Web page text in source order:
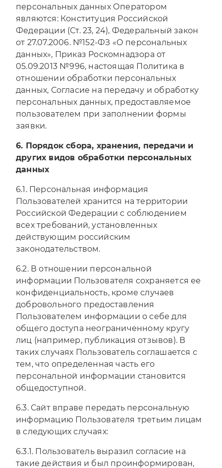
персональных данных Оператором
являются: Конституция Российской
Федерации (Ст. 23, 24), Федеральный закон
от 27.07.2006. №152-ФЗ «О персональных
данных», Приказ Роскомнадзора от
05.09.2013 №996, настоящая Политика в
отношении обработки персональных
данных, Согласие на передачу и обработку
персональных данных, предоставляемое
пользователем при заполнении формы
заявки.
6. Порядок сбора, хранения, передачи и
других видов обработки персональных
данных
6.1. Персональная информация
Пользователей хранится на территории
Российской Федерации с соблюдением
всех требований, установленных
действующим российским
законодательством.
6.2. В отношении персональной
информации Пользователя сохраняется ее
конфиденциальность, кроме случаев
добровольного предоставления
Пользователем информации о себе для
общего доступа неограниченному кругу
лиц (например, публикация отзывов). В
таких случаях Пользователь соглашается с
тем, что определенная часть его
персональной информации становится
общедоступной.
6.3. Сайт вправе передать персональную
информацию Пользователя третьим лицам
в следующих случаях:
6.3.1. Пользователь выразил согласие на
такие действия и был проинформирован,